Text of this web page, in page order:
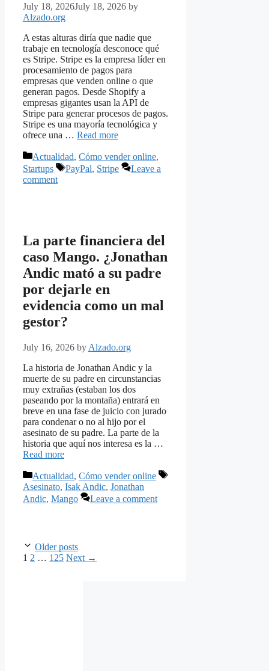
July 18, 2026July 18, 2026 by
Alzado.org
A estas alturas diría que nadie que
trabaje en tecnología desconoce qué
es Stripe. Stripe es la empresa líder en
procesamiento de pagos para
empresas que venden online o que
generan pagos. Desde Shopify a
empresas gigantes usan la API de
Stripe para generar procesos de pagos.
Stripe es una mayoría tecnológica y
ofrece una … Read more
Categories
Actualidad, Cómo vender online,
Startups
Tags
PayPal, Stripe
Leave a
comment
La parte financiera del
caso Mango. ¿Jonathan
Andic mató a su padre
por dejarle en
evidencia como un mal
gestor?
July 16, 2026 by Alzado.org
La historia de Jonathan Andic y la
muerte de su padre en circunstancias
muy extrañas (estaban los dos
paseando por la montaña) entrará en
breve en una fase de juicio con jurado
para condenar o no al hijo por el
asesinato de su padre. La parte de la
historia que aquí nos interesa es la …
Read more
Categories
Actualidad, Cómo vender online
Tags
Asesinato, Isak Andic, Jonathan
Andic, Mango Leave a comment
Older posts
Page
1 Page
2 … Page
125 Next →